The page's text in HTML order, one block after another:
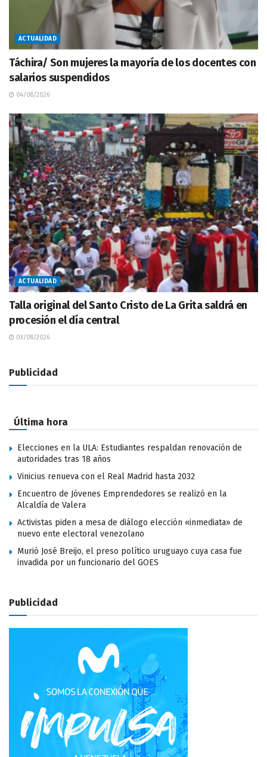
ACTUALIDAD
Táchira/ Son mujeres la mayoría de los docentes con
salarios suspendidos
04/08/2026
ACTUALIDAD
Talla original del Santo Cristo de La Grita saldrá en
procesión el día central
03/08/2026
Publicidad
Última hora
Elecciones en la ULA: Estudiantes respaldan renovación de
autoridades tras 18 años
Vinicius renueva con el Real Madrid hasta 2032
Encuentro de Jóvenes Emprendedores se realizó en la
Alcaldía de Valera
Activistas piden a mesa de diálogo elección «inmediata» de
nuevo ente electoral venezolano
Murió José Breijo, el preso político uruguayo cuya casa fue
invadida por un funcionario del GOES
Publicidad